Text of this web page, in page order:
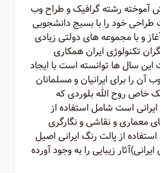
آموخته رشته گرافیک و طراح وب
فعالیت طراحی خود را با بسیج دانشجویی
و با مجموعه های دولتی زیادی
تکنولوژی ایران همکاری
سال ها توانسته است با ایجاد
را برای ایرانیان و مسلمانان
سازی کند ٬‌سبک خاص روح الله بلوردی که
است شامل استفاده از
معماری و نقاشی و نگارگری
از پالت رنگ ایرانی اصیل
زیبایی را به وجود آورده